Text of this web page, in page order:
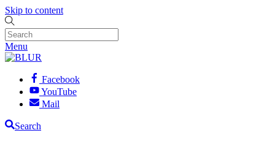
Skip to content
Menu
Facebook
YouTube
Mail
Search